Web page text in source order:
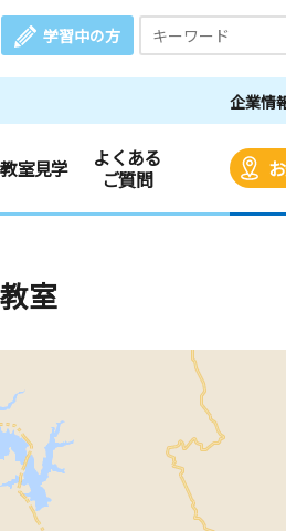
学習中の方
企業情
教室見学
よくある
ご質問
室